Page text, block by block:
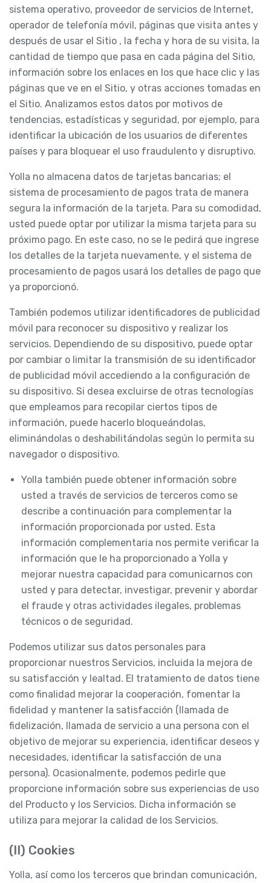
sistema operativo, proveedor de servicios de Internet,
operador de telefonía móvil, páginas que visita antes y
después de usar el Sitio , la fecha y hora de su visita, la
cantidad de tiempo que pasa en cada página del Sitio,
información sobre los enlaces en los que hace clic y las
páginas que ve en el Sitio, y otras acciones tomadas en
el Sitio. Analizamos estos datos por motivos de
tendencias, estadísticas y seguridad, por ejemplo, para
identificar la ubicación de los usuarios de diferentes
países y para bloquear el uso fraudulento y disruptivo.
Yolla no almacena datos de tarjetas bancarias; el
sistema de procesamiento de pagos trata de manera
segura la información de la tarjeta. Para su comodidad,
usted puede optar por utilizar la misma tarjeta para su
próximo pago. En este caso, no se le pedirá que ingrese
los detalles de la tarjeta nuevamente, y el sistema de
procesamiento de pagos usará los detalles de pago que
ya proporcionó.
También podemos utilizar identificadores de publicidad
móvil para reconocer su dispositivo y realizar los
servicios. Dependiendo de su dispositivo, puede optar
por cambiar o limitar la transmisión de su identificador
de publicidad móvil accediendo a la configuración de
su dispositivo. Si desea excluirse de otras tecnologías
que empleamos para recopilar ciertos tipos de
información, puede hacerlo bloqueándolas,
eliminándolas o deshabilitándolas según lo permita su
navegador o dispositivo.
Yolla también puede obtener información sobre
usted a través de servicios de terceros como se
describe a continuación para complementar la
información proporcionada por usted. Esta
información complementaria nos permite verificar la
información que le ha proporcionado a Yolla y
mejorar nuestra capacidad para comunicarnos con
usted y para detectar, investigar, prevenir y abordar
el fraude y otras actividades ilegales, problemas
técnicos o de seguridad.
Podemos utilizar sus datos personales para
proporcionar nuestros Servicios, incluida la mejora de
su satisfacción y lealtad. El tratamiento de datos tiene
como finalidad mejorar la cooperación, fomentar la
fidelidad y mantener la satisfacción (llamada de
fidelización, llamada de servicio a una persona con el
objetivo de mejorar su experiencia, identificar deseos y
necesidades, identificar la satisfacción de una
persona). Ocasionalmente, podemos pedirle que
proporcione información sobre sus experiencias de uso
del Producto y los Servicios. Dicha información se
utiliza para mejorar la calidad de los Servicios.
(II) Cookies
Yolla, así como los terceros que brindan comunicación,